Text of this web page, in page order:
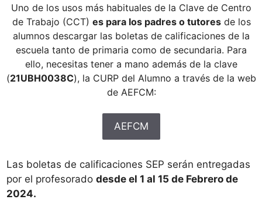
Uno de los usos más habituales de la Clave de Centro
de Trabajo (CCT) es para los padres o tutoresde los
alumnos descargar las boletas de calificaciones de la
escuela tanto de primaria como de secundaria. Para
ello, necesitas tener a mano además de la clave
(21UBH0038C), la CURP del Alumno a través de la web
de AEFCM:
AEFCM
Las boletas de calificaciones SEP serán entregadas
por el profesorado desde el 1 al 15 de Febrero de
2024.